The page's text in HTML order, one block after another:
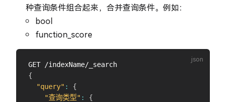
种查询条件组合起来，合并查询条件。例如：
bool
function_score
{
"query" :
{
"查询类型" :
{